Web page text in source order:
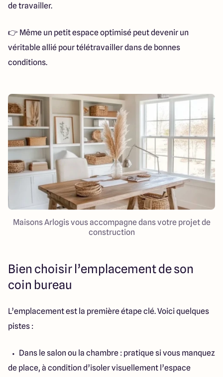
de travailler.
👉 Même un petit espace optimisé peut devenir un
véritable allié pour télétravailler dans de bonnes
conditions.
Maisons Arlogis vous accompagne dans votre projet de
construction
Bien choisir l’emplacement de son
coin bureau
L’emplacement est la première étape clé. Voici quelques
pistes :
Dans le salon ou la chambre : pratique si vous manquez
de place, à condition d’isoler visuellement l’espace